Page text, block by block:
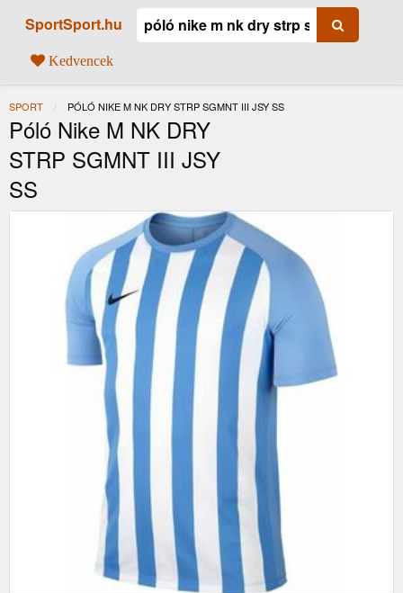
SportSport.hu
Kedvencek
SPORT JELENLEGI:
PÓLÓ NIKE M NK DRY STRP SGMNT III JSY SS
Póló Nike M NK DRY
STRP SGMNT III JSY
SS